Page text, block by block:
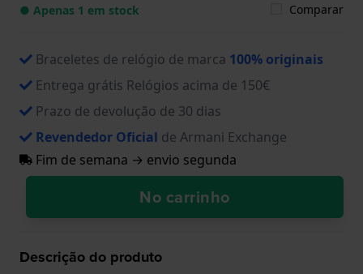
● Apenas 1 em stock Comparar
Braceletes de relógio de marca 100% originais
Entrega grátis Relógios acima de 150€
Prazo de devolução de 30 dias
Revendedor Oficial de Armani Exchange
Fim de semana → envio segunda
No carrinho
Descrição do produto